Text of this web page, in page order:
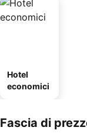
Hotel
economici
Fascia di